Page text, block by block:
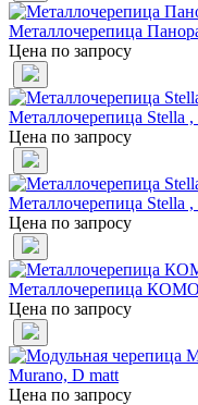
Металлочерепица
Цена по запросу
Металлочерепица Stella
Цена по запросу
Металлочерепица Stella
Цена по запросу
Металлочерепица
Цена по запросу
Murano, D matt
Цена по запросу